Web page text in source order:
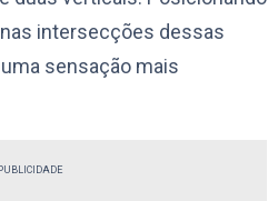
intersecções dessas
sensação mais